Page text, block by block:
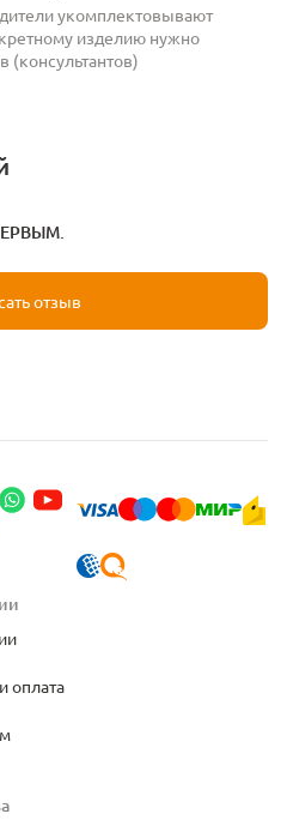
укомплектовывают
изделию нужно
(консультантов)
отзыв
оплата